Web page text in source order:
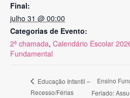
Final:
julho 31 @ 00:00
Categorias de Evento:
2ª chamada, Calendário Escolar
Fundamental
Educação Infantil –
Recesso/Férias
Ensino
Feriado: